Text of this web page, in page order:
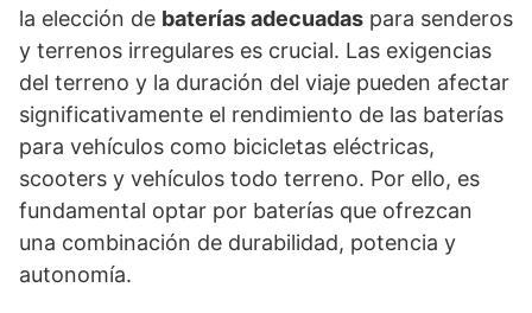
la elección de baterías adecuadas para senderos
y terrenos irregulares es crucial. Las exigencias
del terreno y la duración del viaje pueden afectar
significativamente el rendimiento de las baterías
para vehículos como bicicletas eléctricas,
scooters y vehículos todo terreno. Por ello, es
fundamental optar por baterías que ofrezcan
una combinación de durabilidad, potencia y
autonomía.